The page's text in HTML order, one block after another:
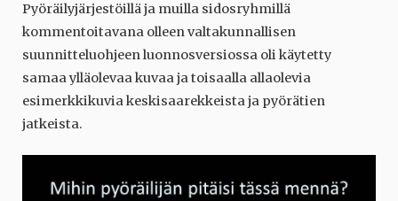
Pyöräilyjärjestöillä ja muilla sidosryhmillä
kommentoitavana olleen valtakunnallisen
suunnitteluohjeen luonnosversiossa oli käytetty
samaa ylläolevaa kuvaa ja toisaalla allaolevia
esimerkkikuvia keskisaarekkeista ja pyörätien
jatkeista.